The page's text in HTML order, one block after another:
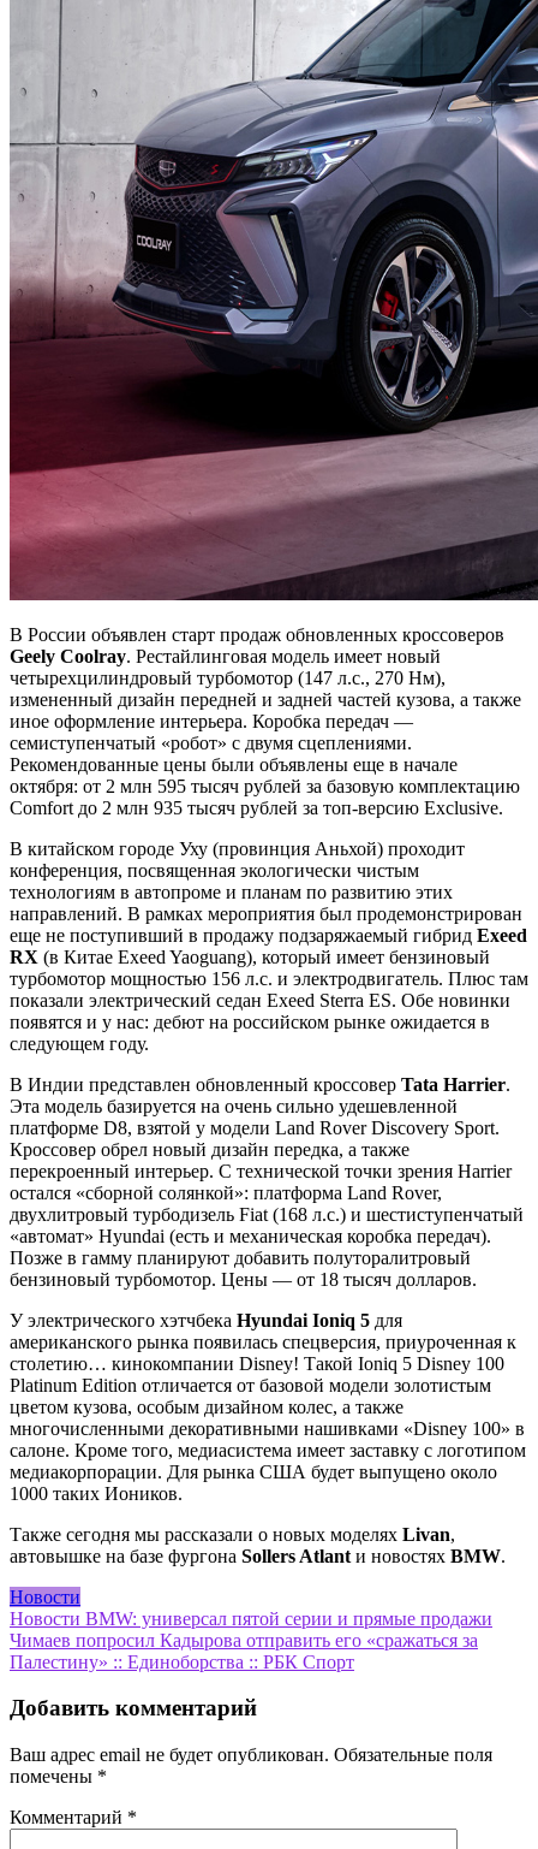
В России объявлен старт продаж обновленных кроссоверов
Geely Coolray. Рестайлинговая модель имеет новый
четырехцилиндровый турбомотор (147 л.с., 270 Нм),
измененный дизайн передней и задней частей кузова, а также
иное оформление интерьера. Коробка передач —
семиступенчатый «робот» с двумя сцеплениями.
Рекомендованные цены были объявлены еще в начале
октября: от 2 млн 595 тысяч рублей за базовую комплектацию
Comfort до 2 млн 935 тысяч рублей за топ-версию Exclusive.
В китайском городе Уху (провинция Аньхой) проходит
конференция, посвященная экологически чистым
технологиям в автопроме и планам по развитию этих
направлений. В рамках мероприятия был продемонстрирован
еще не поступивший в продажу подзаряжаемый гибрид Exeed
RX (в Китае Exeed Yaoguang), который имеет бензиновый
турбомотор мощностью 156 л.с. и электродвигатель. Плюс там
показали электрический седан Exeed Sterra ES. Обе новинки
появятся и у нас: дебют на российском рынке ожидается в
следующем году.
В Индии представлен обновленный кроссовер Tata Harrier.
Эта модель базируется на очень сильно удешевленной
платформе D8, взятой у модели Land Rover Discovery Sport.
Кроссовер обрел новый дизайн передка, а также
перекроенный интерьер. С технической точки зрения Harrier
остался «сборной солянкой»: платформа Land Rover,
двухлитровый турбодизель Fiat (168 л.с.) и шестиступенчатый
«автомат» Hyundai (есть и механическая коробка передач).
Позже в гамму планируют добавить полуторалитровый
бензиновый турбомотор. Цены — от 18 тысяч долларов.
У электрического хэтчбека Hyundai Ioniq 5 для
американского рынка появилась спецверсия, приуроченная к
столетию… кинокомпании Disney! Такой Ioniq 5 Disney 100
Platinum Edition отличается от базовой модели золотистым
цветом кузова, особым дизайном колес, а также
многочисленными декоративными нашивками «Disney 100» в
салоне. Кроме того, медиасистема имеет заставку с логотипом
медиакорпорации. Для рынка США будет выпущено около
1000 таких Иоников.
Также сегодня мы рассказали о новых моделях Livan,
автовышке на базе фургона Sollers Atlant и новостях BMW.
Новости
Навигация
по
Новости BMW: универсал пятой серии и прямые продажи
Чимаев попросил Кадырова отправить его «сражаться за
Палестину» :: Единоборства :: РБК Спорт
Добавить комментарий
Ваш адрес email не будет опубликован. Обязательные поля
помечены *
Комментарий *